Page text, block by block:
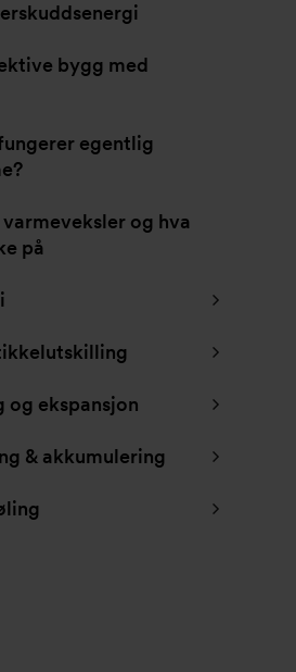
bygg med
egentlig
varmeveksler og hva
på
og ekspansjon
& akkumulering